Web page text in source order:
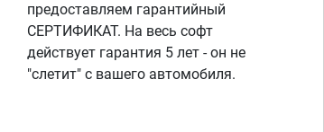
предоставляем гарантийный
СЕРТИФИКАТ. На весь софт
действует гарантия 5 лет - он не
"слетит" с вашего автомобиля.